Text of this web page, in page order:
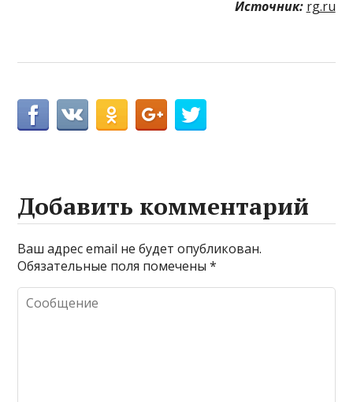
Источник: rg.ru
Добавить комментарий
Ваш адрес email не будет опубликован.
Обязательные поля помечены*